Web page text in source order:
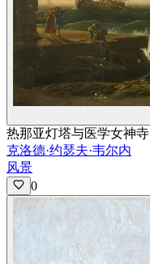
热那亚灯塔与医学女神寺
克洛德·约瑟夫·韦尔内
风景
0